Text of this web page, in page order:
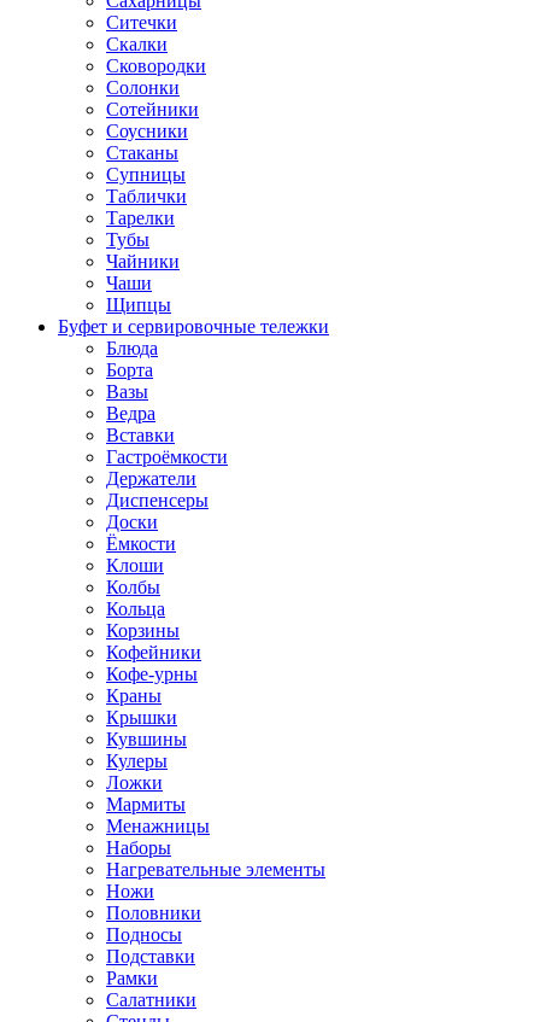
Ситечки
Скалки
Сковородки
Солонки
Сотейники
Соусники
Стаканы
Супницы
Таблички
Тарелки
Тубы
Чайники
Чаши
Щипцы
Буфет и сервировочные тележки
Блюда
Борта
Вазы
Ведра
Вставки
Гастроёмкости
Держатели
Диспенсеры
Доски
Ёмкости
Клоши
Колбы
Кольца
Корзины
Кофейники
Кофе-урны
Краны
Крышки
Кувшины
Кулеры
Ложки
Мармиты
Менажницы
Наборы
Нагревательные элементы
Ножи
Половники
Подносы
Подставки
Рамки
Салатники